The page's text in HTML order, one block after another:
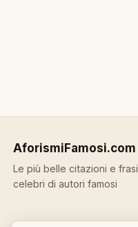
AforismiFamosi.com
Le più belle citazioni e frasi
celebri di autori famosi